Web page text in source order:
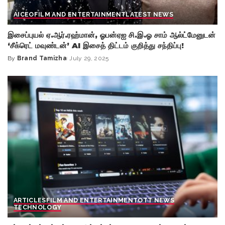
AI CEOFILM AND ENTERTAINMENTLATEST NEWS
இசைப்புயல் ஏ.ஆர்.ரஹ்மான், ஓபன்ஏஐ சி.இ.ஓ சாம் ஆல்ட்மேனுடன்
‘சீக்ரெட் மவுண்டன்’ AI இசைத் திட்டம் குறித்து சந்திப்பு!
Posted
By Brand Tamizha July 29, 2025
ARTICLESFILM AND ENTERTAINMENTOTT NEWS
TECHNOLOGY